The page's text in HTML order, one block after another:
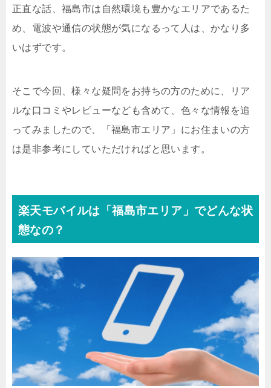
正直な話、福島市は自然環境も豊かなエリアであるた
め、電波や通信の状態が気になるって人は、かなり多
いはずです。
そこで今回、様々な疑問をお持ちの方のために、リア
ルな口コミやレビューなども含めて、色々な情報を追
ってみましたので、「福島市エリア」にお住まいの方
は是非参考にしていただければと思います。
楽天モバイルは「福島市エリア」でどんな状
態なの？